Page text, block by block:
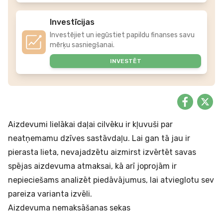
Investīcijas
Investējiet un iegūstiet papildu finanses savu
mērķu sasniegšanai.
INVESTĒT
Aizdevumi lielākai daļai cilvēku ir kļuvuši par
neatņemamu dzīves sastāvdaļu. Lai gan tā jau ir
pierasta lieta, nevajadzētu aizmirst izvērtēt savas
spējas aizdevuma atmaksai, kā arī joprojām ir
nepieciešams analizēt piedāvājumus, lai atvieglotu sev
pareiza varianta izvēli.
Aizdevuma nemaksāšanas sekas